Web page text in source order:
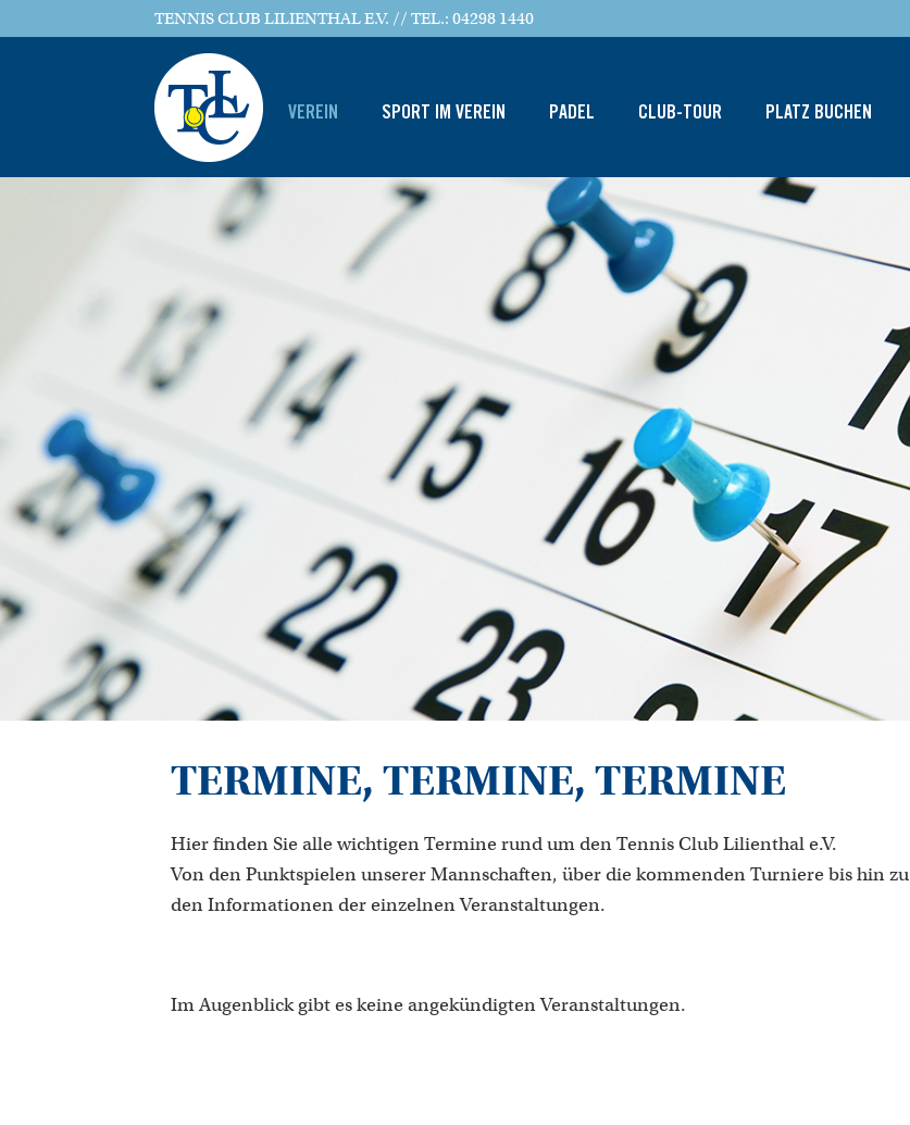
TENNIS CLUB LILIENTHAL E.V. // TEL.: 04298 1440
VEREIN SPORT IM VEREIN PADEL CLUB-TOUR PLATZ BUCHEN
TERMINE, TERMINE, TERMINE
Hier finden Sie alle wichtigen Termine rund um den Tennis Club Lilienthal e.V.
Von den Punktspielen unserer Mannschaften, über die kommenden Turniere bis hin zu
den Informationen der einzelnen Veranstaltungen.
Im Augenblick gibt es keine angekündigten Veranstaltungen.